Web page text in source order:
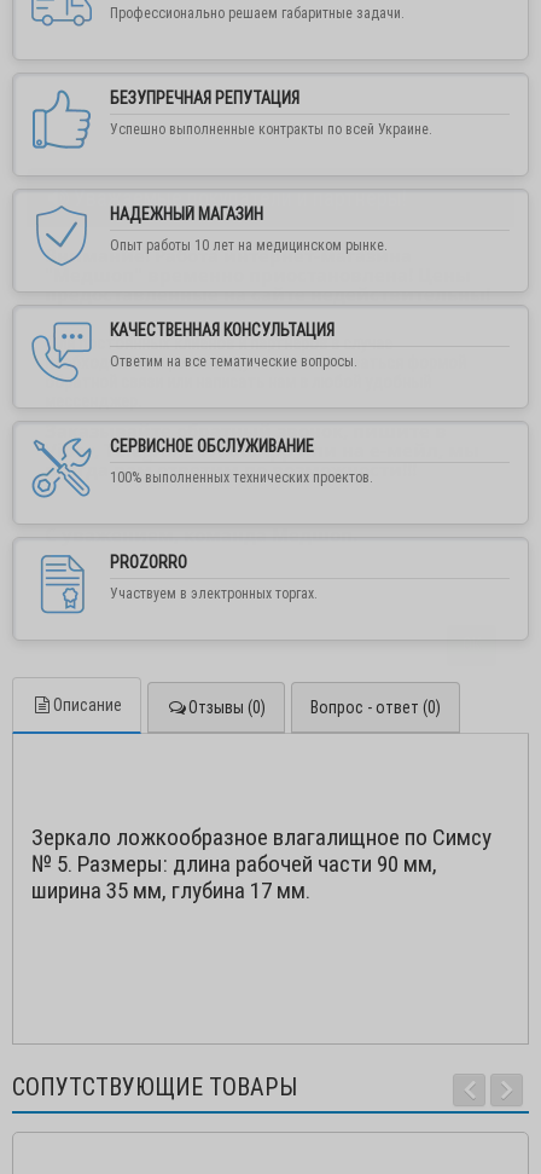
Профессионально решаем габаритные задачи.
БЕЗУПРЕЧНАЯ РЕПУТАЦИЯ
Успешно выполненные контракты по всей Украине.
НАДЕЖНЫЙ МАГАЗИН
Опыт работы 10 лет на медицинском рынке.
КАЧЕСТВЕННАЯ КОНСУЛЬТАЦИЯ
Ответим на все тематические вопросы.
СЕРВИСНОЕ ОБСЛУЖИВАНИЕ
100% выполненных технических проектов.
PROZORRO
Участвуем в электронных торгах.
Описание Отзывы (0) Вопрос - ответ (0)
Зеркало ложкообразное влагалищное по Симсу
№ 5. Размеры: длина рабочей части 90 мм,
ширина 35 мм, глубина 17 мм.
СОПУТСТВУЮЩИЕ ТОВАРЫ
Уважаемые покупатели и партнеры!
Внимание! Работа интернет-магазина
предоставленные на сайте недействительны!
Для постоянных клиенов и партнеров в случае
необходимости рекомендуем воспользоваться формой
обратной связи или написать нам в любой удобный
Viber, Telegram, WhatsApp или на е-мейл, мы
всегда вам ответим по возможности!!!
ОК